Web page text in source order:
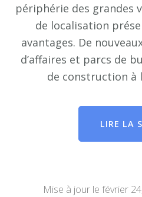
périphérie des grandes
de localisation
avantages. De
d’affaires et parcs de
de construction à
LIRE LA
Mise à jour le février